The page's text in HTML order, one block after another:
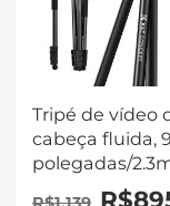
Tripé de vídeo
cabeça fluida,
polegadas/
reversível,